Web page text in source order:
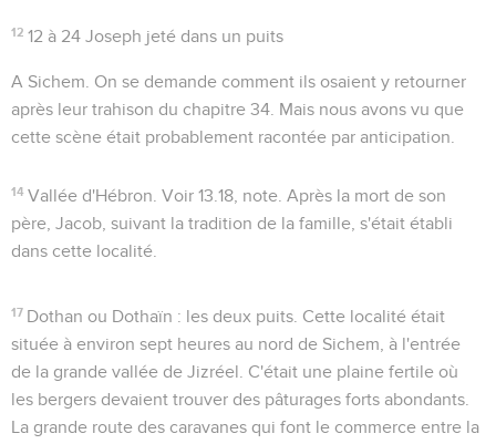
12 12 à 24 Joseph jeté dans un puits
A Sichem . On se demande comment ils osaient y retourner
après leur trahison du chapitre 34. Mais nous avons vu que
cette scène était probablement racontée par anticipation.
14 Vallée d'Hébron . Voir13.18 , note. Après la mort de son
père, Jacob, suivant la tradition de la famille, s'était établi
dans cette localité.
17 Dothan ou Dothaïn : les deux puits . Cette localité était
située à environ sept heures au nord de Sichem, à l'entrée
de la grande vallée de Jizréel. C'était une plaine fertile où
les bergers devaient trouver des pâturages forts abondants.
La grande route des caravanes qui font le commerce entre la